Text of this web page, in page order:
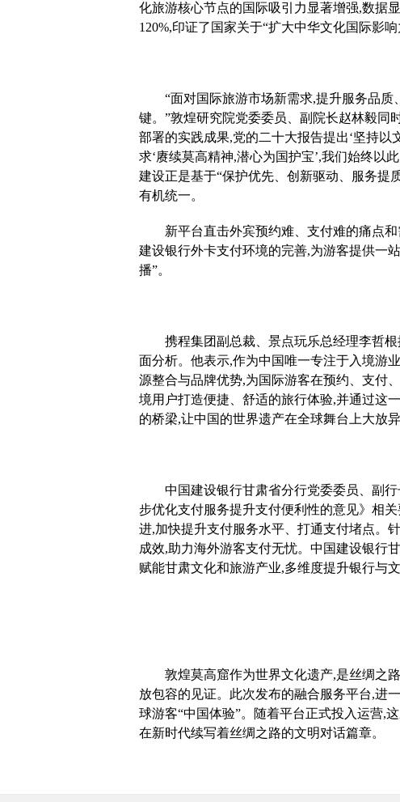
化旅游核心节点的国际吸引力显著增强,数据
120%,印证了国家关于“扩大中华文化国际影
“面对国际旅游市场新需求,提升服务品
键。”敦煌研究院党委委员、副院长赵林毅同
部署的实践成果,党的二十大报告提出‘坚持
求‘赓续莫高精神,潜心为国护宝’,我们始终以
建设正是基于“保护优先、创新驱动、服务提
有机统一。
新平台直击外宾预约难、支付难的痛点
建设银行外卡支付环境的完善,为游客提供一
播”。
携程集团副总裁、景点玩乐总经理李哲
面分析。他表示,作为中国唯一专注于入境游
源整合与品牌优势,为国际游客在预约、支付
境用户打造便捷、舒适的旅行体验,并通过这
的桥梁,让中国的世界遗产在全球舞台上大放异
中国建设银行甘肃省分行党委委员、副
步优化支付服务提升支付便利性的意见》相
进,加快提升支付服务水平、打通支付堵点。
成效,助力海外游客支付无忧。中国建设银行
赋能甘肃文化和旅游产业,多维度提升银行与
敦煌莫高窟作为世界文化遗产,是丝绸之
放包容的见证。此次发布的融合服务平台,进
球游客“中国体验”。随着平台正式投入运营,
在新时代续写着丝绸之路的文明对话篇章。